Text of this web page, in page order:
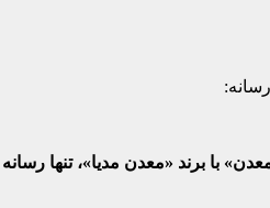
با برند «معدن مدیا»، تنها